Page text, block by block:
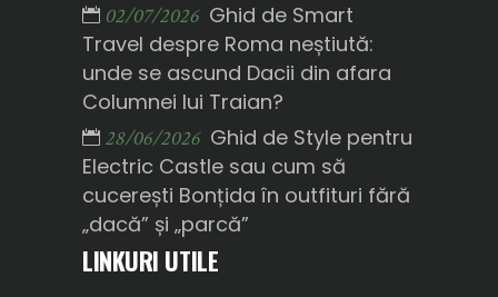
02/07/2026 Ghid de Smart
Travel despre Roma neștiută:
unde se ascund Dacii din afara
Columnei lui Traian?
28/06/2026 Ghid de Style pentru
Electric Castle sau cum să
cucerești Bonțida în outfituri fără
„dacă” și „parcă”
LINKURI UTILE